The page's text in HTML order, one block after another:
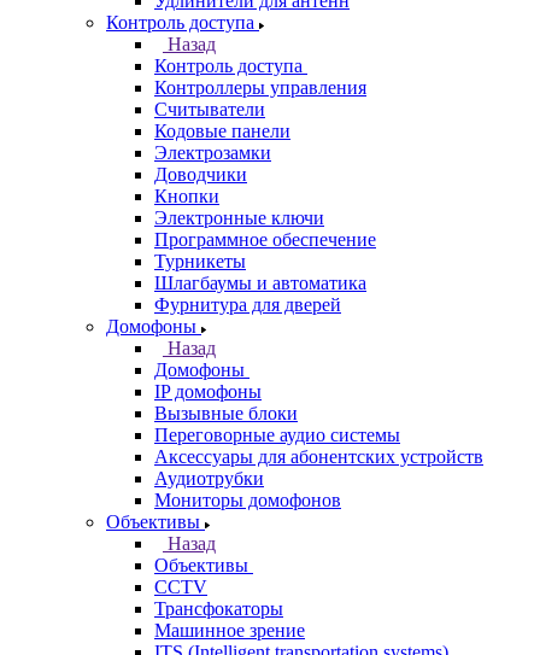
Контроль доступа
Назад
Контроль доступа
Контроллеры управления
Считыватели
Кодовые панели
Электрозамки
Доводчики
Кнопки
Электронные ключи
Программное обеспечение
Турникеты
Шлагбаумы и автоматика
Фурнитура для дверей
Домофоны
Назад
Домофоны
IP домофоны
Вызывные блоки
Переговорные аудио системы
Аксессуары для абонентских устройств
Аудиотрубки
Мониторы домофонов
Объективы
Назад
Объективы
CCTV
Трансфокаторы
Машинное зрение